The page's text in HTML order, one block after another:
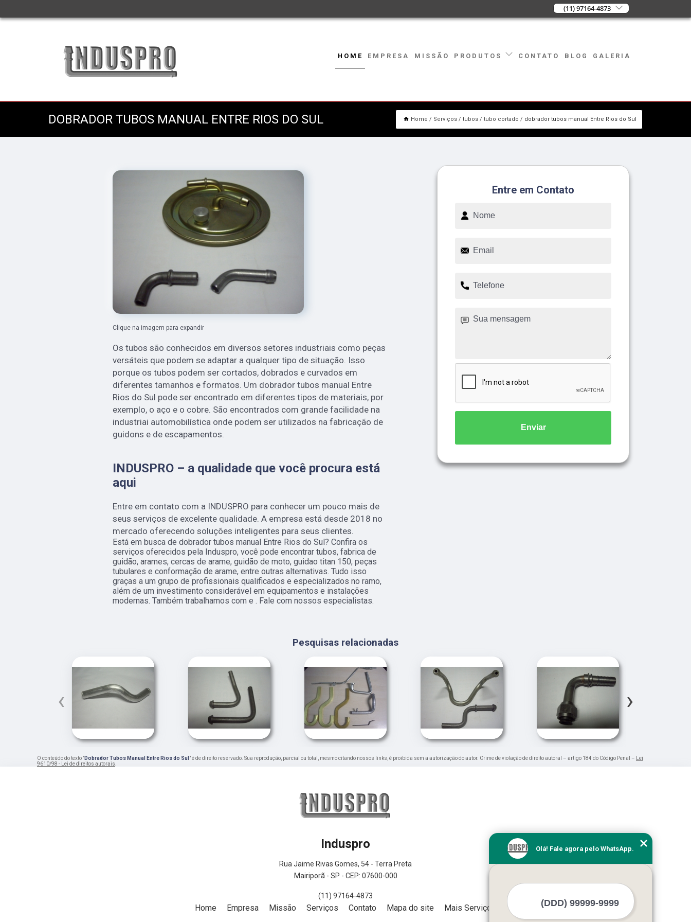
(11) 97164-4873
HOME EMPRESA MISSÃO PRODUTOS CONTATO BLOG GALERIA
DOBRADOR TUBOS MANUAL ENTRE RIOS DO SUL Home Serviços tubos tubo cortado dobrador tubos manual Entre Rios do Sul
Clique na imagem para expandir
Os tubos são conhecidos em diversos setores industriais como peças
versáteis que podem se adaptar a qualquer tipo de situação. Isso
porque os tubos podem ser cortados, dobrados e curvados em
diferentes tamanhos e formatos. Um dobrador tubos manual Entre
Rios do Sul pode ser encontrado em diferentes tipos de materiais, por
exemplo, o aço e o cobre. São encontrados com grande facilidade na
industriai automobilística onde podem ser utilizados na fabricação de
guidons e de escapamentos.
INDUSPRO – a qualidade que você procura está
aqui
Entre em contato com a INDUSPRO para conhecer um pouco mais de
seus serviços de excelente qualidade. A empresa está desde 2018 no
mercado oferecendo soluções inteligentes para seus clientes.
Está em busca de dobrador tubos manual Entre Rios do Sul? Confira os
serviços oferecidos pela Induspro, você pode encontrar tubos, fabrica de
guidão, arames, cercas de arame, guidão de moto, guidao titan 150, peças
tubulares e conformação de arame, entre outras alternativas. Tudo isso
graças a um grupo de profissionais qualificados e especializados no ramo,
além de um investimento considerável em equipamentos e instalações
modernas. Também trabalhamos com e . Fale com nossos especialistas.
Entre em Contato
Enviar
Pesquisas relacionadas
‹ ›
O conteúdo do texto "Dobrador Tubos Manual Entre Rios do Sul " é de direito reservado. Sua reprodução, parcial ou total, mesmo citando nossos links, é proibida sem a autorização do autor. Crime de violação de direito autoral – artigo 184 do Código Penal – Lei
9610/98 - Lei de direitos autorais.
Induspro
Rua Jaime Rivas Gomes, 54 - Terra Preta
Mairiporã - SP - CEP: 07600-000
(11) 97164-4873
Home Empresa Missão Serviços Contato Mapa do site Mais Serviços
Olá! Fale agora pelo WhatsApp.